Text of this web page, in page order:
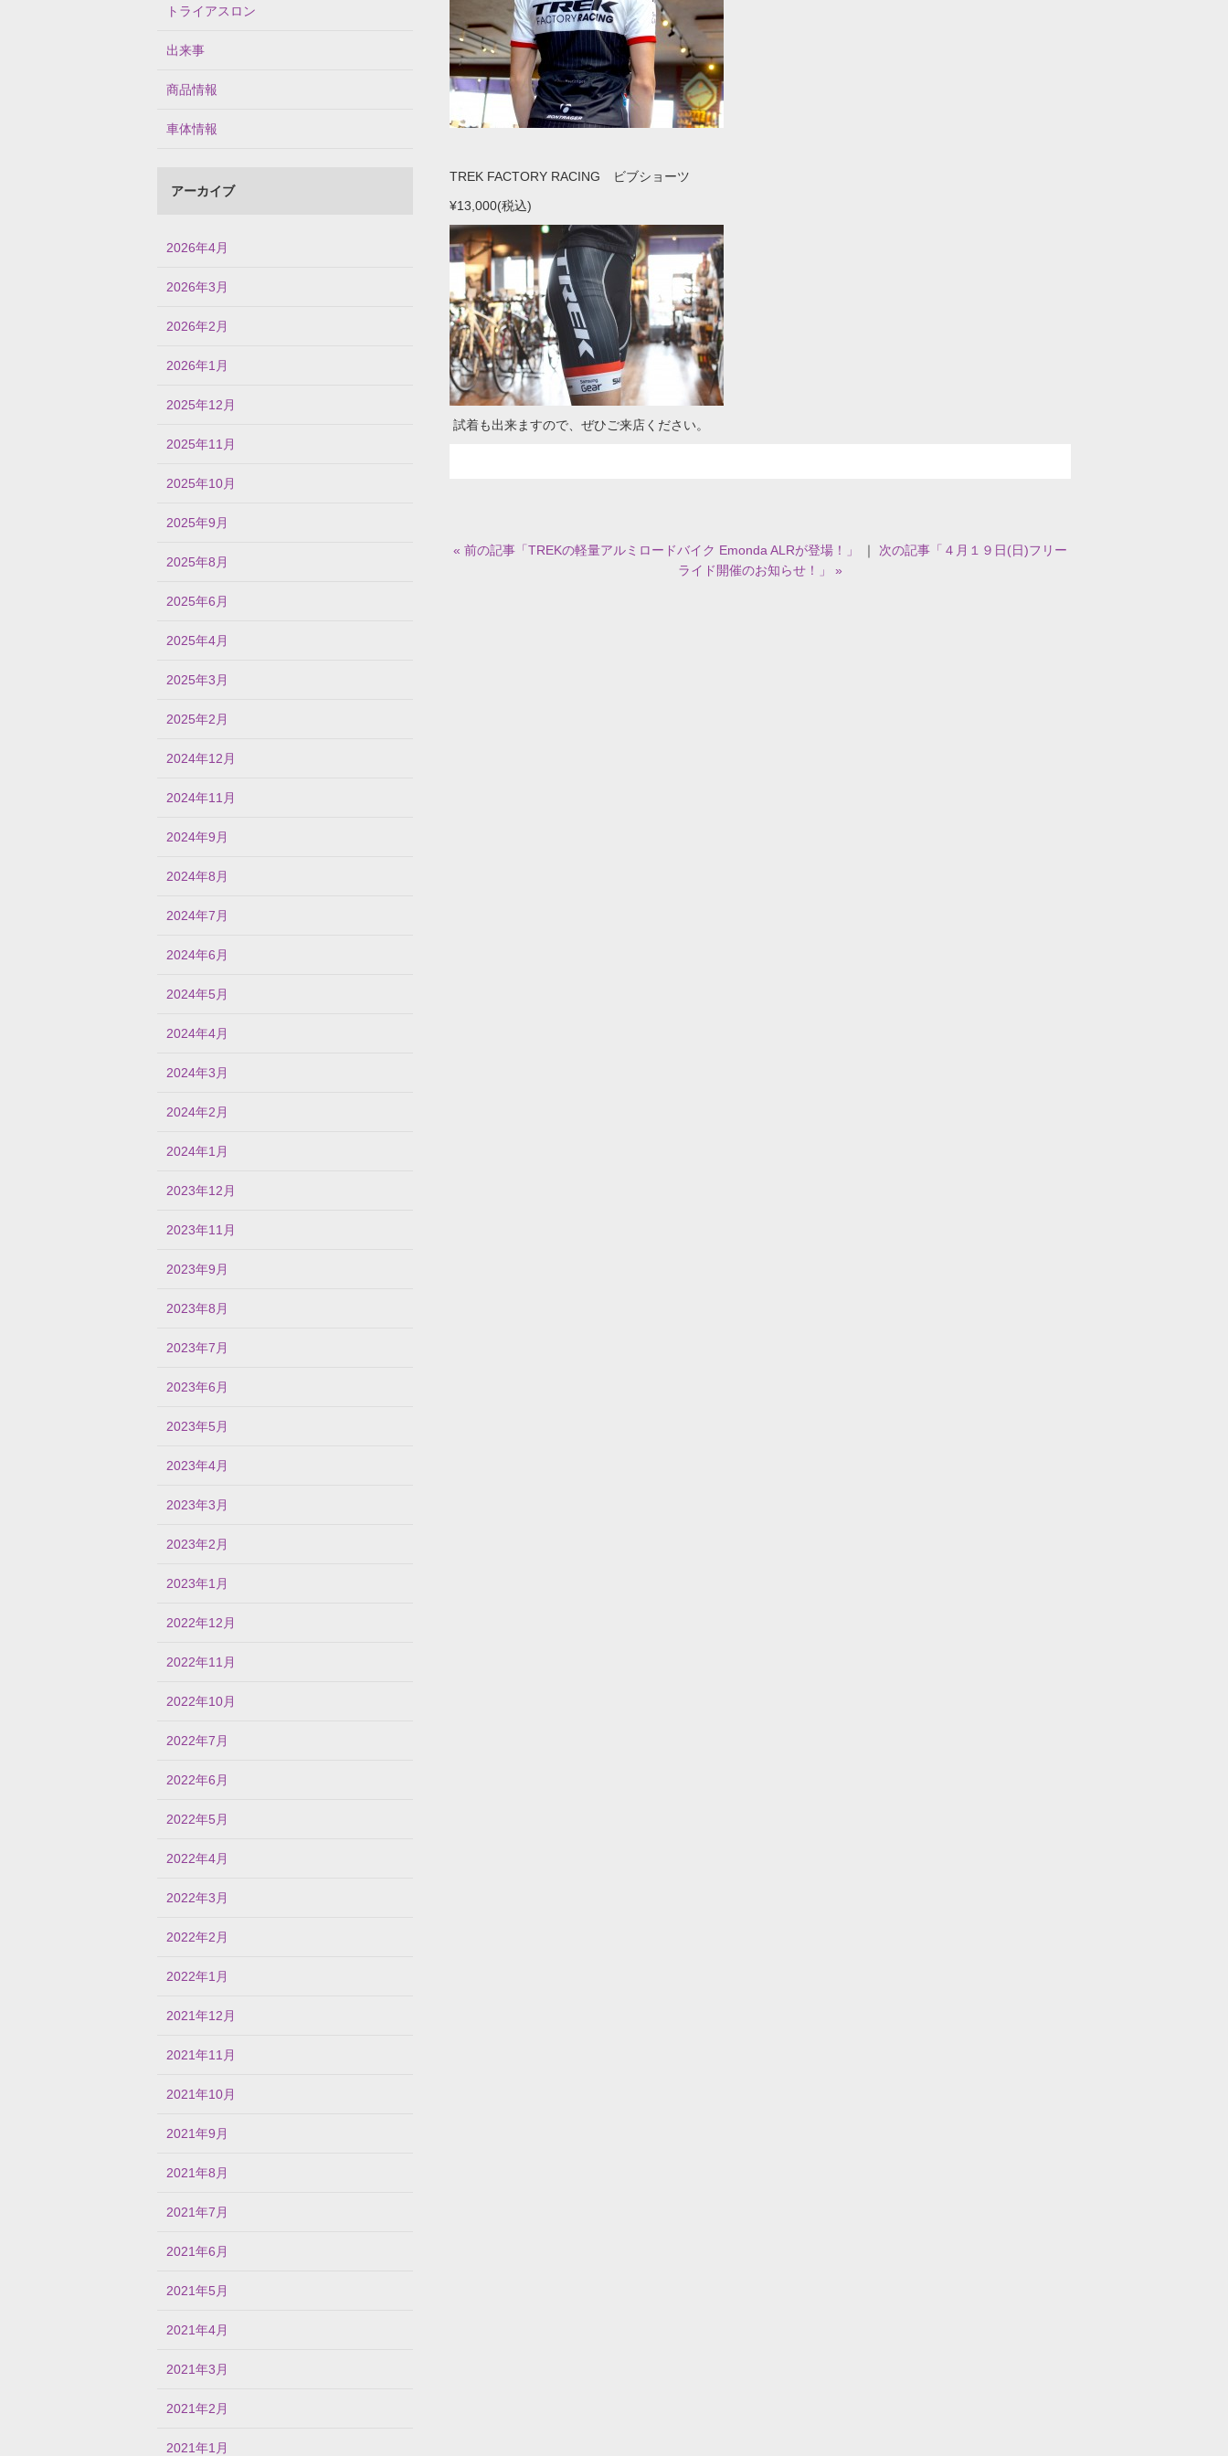
TREK FACTORY RACING ビブショーツ
¥13,000(税込)
試着も出来ますので、ぜひご来店ください。
« 前の記事「TREKの軽量アルミロードバイク Emonda ALRが登場！」 ｜ 次の記事「４月１９日(日)フリー
ライド開催のお知らせ！」 »
トライアスロン
出来事
商品情報
車体情報
アーカイブ
2026年4月
2026年3月
2026年2月
2026年1月
2025年12月
2025年11月
2025年10月
2025年9月
2025年8月
2025年6月
2025年4月
2025年3月
2025年2月
2024年12月
2024年11月
2024年9月
2024年8月
2024年7月
2024年6月
2024年5月
2024年4月
2024年3月
2024年2月
2024年1月
2023年12月
2023年11月
2023年9月
2023年8月
2023年7月
2023年6月
2023年5月
2023年4月
2023年3月
2023年2月
2023年1月
2022年12月
2022年11月
2022年10月
2022年7月
2022年6月
2022年5月
2022年4月
2022年3月
2022年2月
2022年1月
2021年12月
2021年11月
2021年10月
2021年9月
2021年8月
2021年7月
2021年6月
2021年5月
2021年4月
2021年3月
2021年2月
2021年1月